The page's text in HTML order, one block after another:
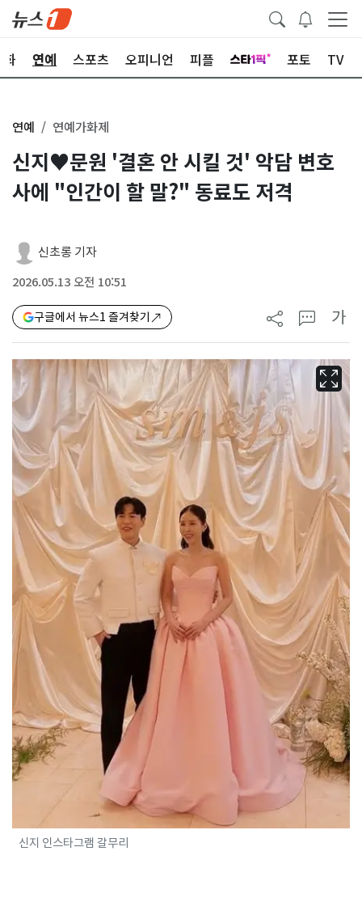
화 연예 스포츠 오피니언 피플 포토 TV
연예 연예가화제
신지♥문원 '결혼 안 시킬 것' 악담 변호
사에 "인간이 할 말?" 동료도 저격
신초롱 기자
2026.05.13 오전 10:51
구글에서 뉴스1 즐겨찾기 가
신지 인스타그램 갈무리